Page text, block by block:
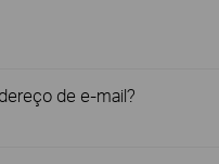
de e-mail?